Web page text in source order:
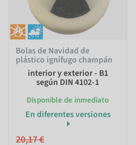
Bolas de Navidad de
plástico ignífugo champán
interior y exterior - B1
según DIN 4102-1
Disponible de inmediato
En diferentes versiones
20,17 €